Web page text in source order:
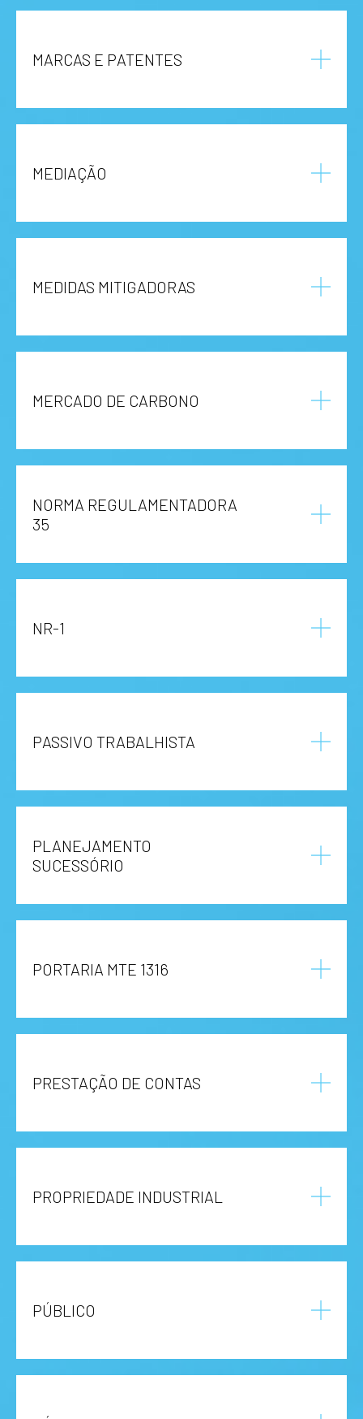
MARCAS E PATENTES
MEDIAÇÃO
MEDIDAS MITIGADORAS
MERCADO DE CARBONO
NORMA REGULAMENTADORA
35
NR-1
PASSIVO TRABALHISTA
PLANEJAMENTO
SUCESSÓRIO
PORTARIA MTE 1316
PRESTAÇÃO DE CONTAS
PROPRIEDADE INDUSTRIAL
PÚBLICO